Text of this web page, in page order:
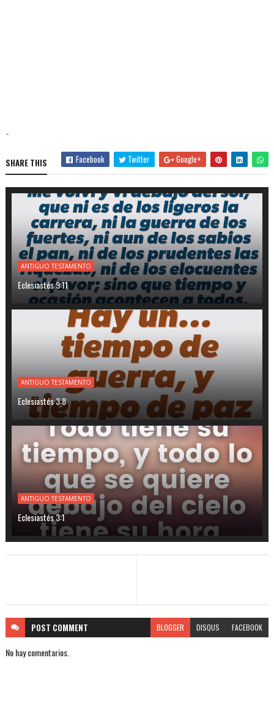
-
SHARE THIS Facebook Twitter Google+
ANTIGUO TESTAMENTO
Eclesiastés 9:11
ANTIGUO TESTAMENTO
Eclesiastés 3:8
ANTIGUO TESTAMENTO
Eclesiastés 3:1
POST COMMENT BLOGGER DISQUS FACEBOOK
No hay comentarios.